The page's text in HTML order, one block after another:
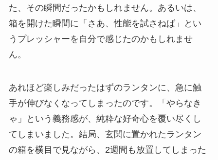
た、その瞬間だったかもしれません。あるいは、
箱を開けた瞬間に「さあ、性能を試さねば」とい
うプレッシャーを自分で感じたのかもしれませ
ん。
あれほど楽しみだったはずのランタンに、急に触
手が伸びなくなってしまったのです。「やらなき
ゃ」という義務感が、純粋な好奇心を覆い尽くし
てしまいました。結局、玄関に置かれたランタン
の箱を横目で見ながら、2週間も放置してしまった